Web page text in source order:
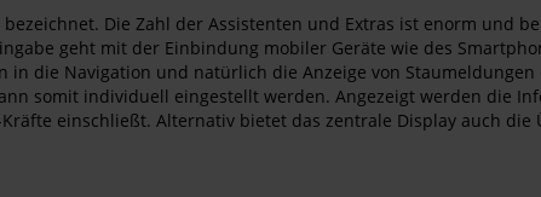
Die Zahl der Assistenten und Extras ist enorm und
geht mit der Einbindung mobiler Geräte wie des
die Navigation und natürlich die Anzeige von
somit individuell eingestellt werden. Angezeigt werden die
einschließt. Alternativ bietet das zentrale Display auch